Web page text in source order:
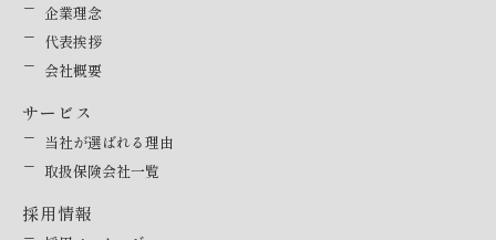
企業理念
代表挨拶
会社概要
サービス
当社が選ばれる理由
取扱保険会社一覧
採用情報